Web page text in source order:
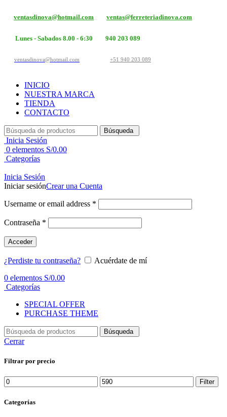
ventasdinova@hotmail.com ventas@ferreteriadinova.com
Lunes - Sabados 8.00 - 6:30 940 203 089
ventasdinova@hotmail.com +51 940 203 089
INICIO
NUESTRA MARCA
TIENDA
CONTACTO
Búsqueda
Inicia Sesión
0 elementos S/0.00
Categorías
Inicia Sesión
Iniciar sesiónCrear una Cuenta
Username or email address *
Contraseña *
Acceder
¿Perdiste tu contraseña?
Acuérdate de mí
0 elementos S/0.00
Categorías
SPECIAL OFFER
PURCHASE THEME
Búsqueda
Cerrar
Filtrar por precio
Min
price
Max
price
Filter
Categorías